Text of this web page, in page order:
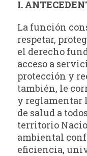
I.
La función
respetar,
el derecho
acceso a
protección y
también, le
y reglamentar
de salud a
territorio
ambiental
eficiencia,